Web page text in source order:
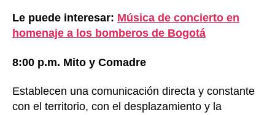
Le puede interesar: Música de concierto en
homenaje a los bomberos de Bogotá
8:00 p.m. Mito y Comadre
Establecen una comunicación directa y constante
con el territorio, con el desplazamiento y la